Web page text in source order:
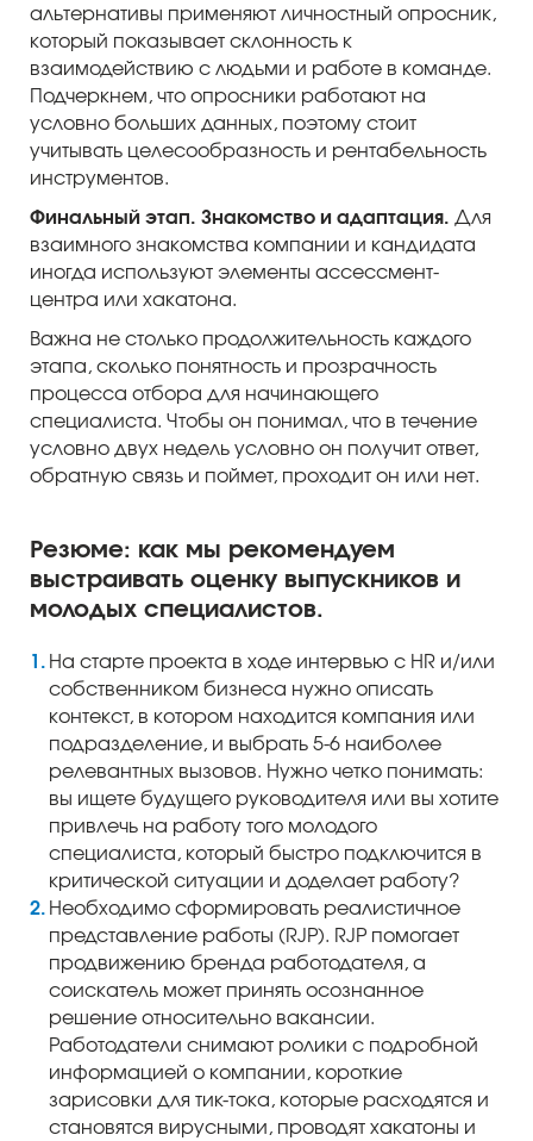
альтернативы применяют личностный опросник,
который показывает склонность к
взаимодействию с людьми и работе в команде.
Подчеркнем, что опросники работают на
условно больших данных, поэтому стоит
учитывать целесообразность и рентабельность
инструментов.
Финальный этап. Знакомство и адаптация. Для
взаимного знакомства компании и кандидата
иногда используют элементы ассессмент-
центра или хакатона.
Важна не столько продолжительность каждого
этапа, сколько понятность и прозрачность
процесса отбора для начинающего
специалиста. Чтобы он понимал, что в течение
условно двух недель условно он получит ответ,
обратную связь и поймет, проходит он или нет.
Резюме: как мы рекомендуем
выстраивать оценку выпускников и
молодых специалистов.
На старте проекта в ходе интервью с HR и/или
собственником бизнеса нужно описать
контекст, в котором находится компания или
подразделение, и выбрать 5-6 наиболее
релевантных вызовов. Нужно четко понимать:
вы ищете будущего руководителя или вы хотите
привлечь на работу того молодого
специалиста, который быстро подключится в
критической ситуации и доделает работу?
Необходимо сформировать реалистичное
представление работы (RJP). RJP помогает
продвижению бренда работодателя, а
соискатель может принять осознанное
решение относительно вакансии.
Работодатели снимают ролики с подробной
информацией о компании, короткие
зарисовки для тик-тока, которые расходятся и
становятся вирусными, проводят хакатоны и